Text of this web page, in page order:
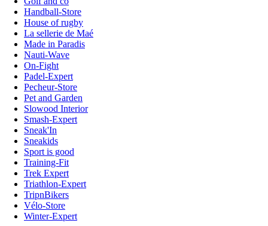
Handball-Store
House of rugby
La sellerie de Maé
Made in Paradis
Nauti-Wave
On-Fight
Padel-Expert
Pecheur-Store
Pet and Garden
Slowood Interior
Smash-Expert
Sneak'In
Sneakids
Sport is good
Training-Fit
Trek Expert
Triathlon-Expert
TripnBikers
Vélo-Store
Winter-Expert